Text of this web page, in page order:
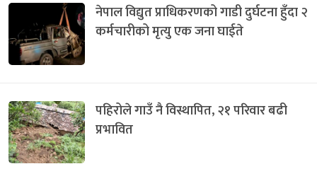
नेपाल विद्युत प्राधिकरणको गाडी दुर्घटना हुँदा २
कर्मचारीको मृत्यु एक जना घाईते
पहिरोले गाउँ नै विस्थापित, २१ परिवार बढी
प्रभावित